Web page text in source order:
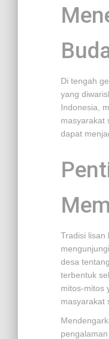
Di tengah
yang
Indonesia,
masyarakat
dapat
Tradisi lisan
desa
terbentuk
mitos-mitos
masyarakat